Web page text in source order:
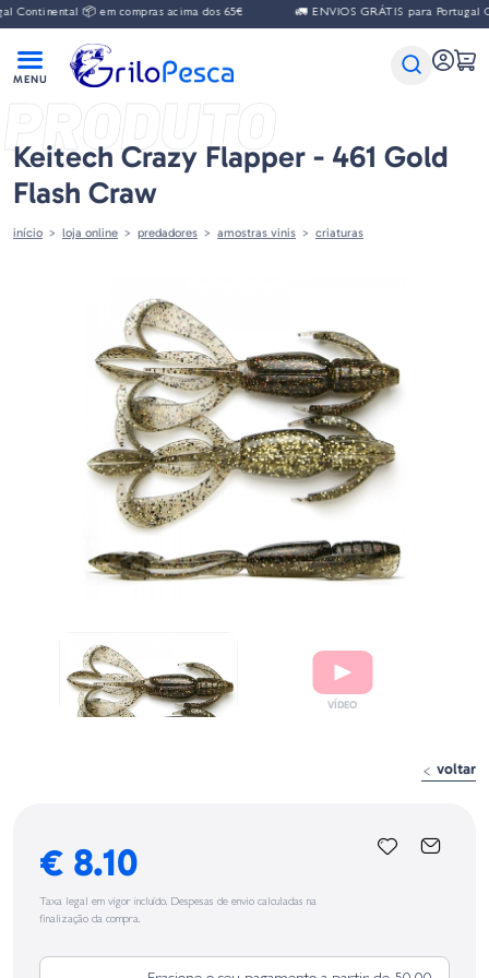
📦 em compras acima dos 65€ 🚛 ENVIOS GRÁTIS para Portugal
PRODUTO
Keitech Crazy Flapper - 461 Gold
Flash Craw
início loja online predadores amostras vinis criaturas
voltar
€ 8.10
Taxa legal em vigor incluído. Despesas de envio calculadas na
finalização da compra.